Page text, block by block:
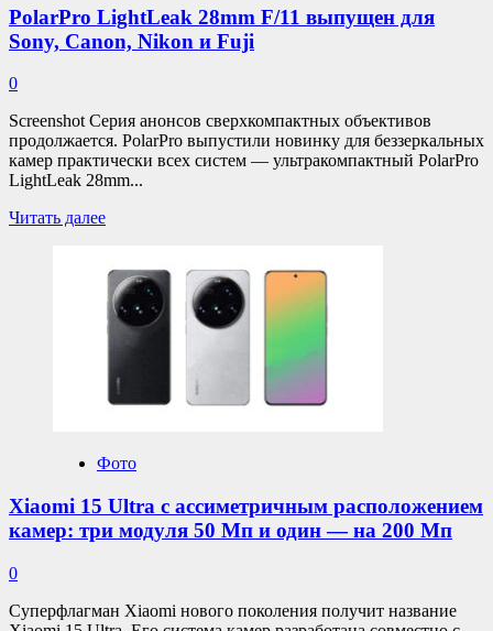
PolarPro LightLeak 28mm F/11 выпущен для
Sony, Canon, Nikon и Fuji
0
Screenshot Серия анонсов сверхкомпактных объективов
продолжается. PolarPro выпустили новинку для беззеркальных
камер практически всех систем — ультракомпактный PolarPro
LightLeak 28mm...
Читать далееПрочитать
PolarPro
LightLeak
28mm
F/11
для
Sony,
и
Fuji
Фото
Xiaomi 15 Ultra с ассиметричным расположением
камер: три модуля 50 Мп и один — на 200 Мп
0
Суперфлагман Xiaomi нового поколения получит название